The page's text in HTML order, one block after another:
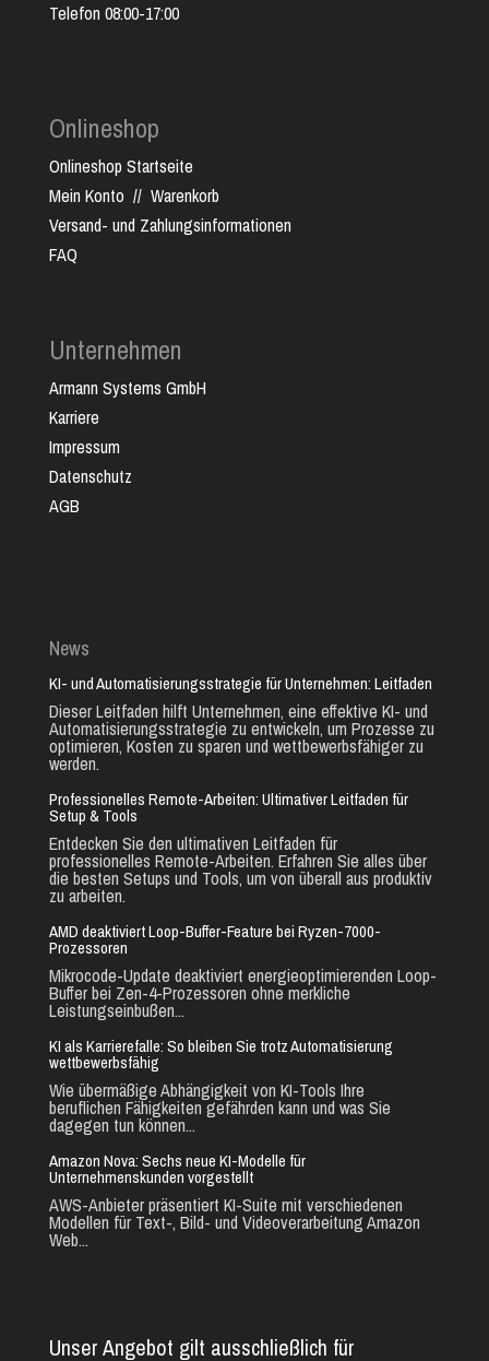
Telefon 08:00-17:00
Onlineshop
Onlineshop Startseite
Mein Konto // Warenkorb
Versand- und Zahlungsinformationen
FAQ
Unternehmen
Armann Systems GmbH
Karriere
Impressum
Datenschutz
AGB
News
KI- und Automatisierungsstrategie für Unternehmen: Leitfaden
Dieser Leitfaden hilft Unternehmen, eine effektive KI- und
Automatisierungsstrategie zu entwickeln, um Prozesse zu
optimieren, Kosten zu sparen und wettbewerbsfähiger zu
werden.
Professionelles Remote-Arbeiten: Ultimativer Leitfaden für
Setup & Tools
Entdecken Sie den ultimativen Leitfaden für
professionelles Remote-Arbeiten. Erfahren Sie alles über
die besten Setups und Tools, um von überall aus produktiv
zu arbeiten.
AMD deaktiviert Loop-Buffer-Feature bei Ryzen-7000-
Prozessoren
Mikrocode-Update deaktiviert energieoptimierenden Loop-
Buffer bei Zen-4-Prozessoren ohne merkliche
Leistungseinbußen...
KI als Karrierefalle: So bleiben Sie trotz Automatisierung
wettbewerbsfähig
Wie übermäßige Abhängigkeit von KI-Tools Ihre
beruflichen Fähigkeiten gefährden kann und was Sie
dagegen tun können...
Amazon Nova: Sechs neue KI-Modelle für
Unternehmenskunden vorgestellt
AWS-Anbieter präsentiert KI-Suite mit verschiedenen
Modellen für Text-, Bild- und Videoverarbeitung Amazon
Web...
Unser Angebot gilt ausschließlich für